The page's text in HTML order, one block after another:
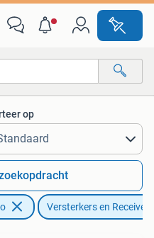
op
Versterkers en Receivers